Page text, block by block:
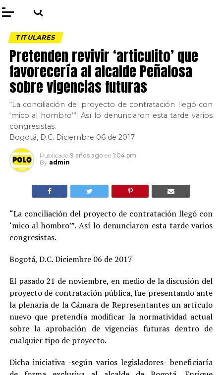
TITULARES
Pretenden revivir ‘articulito’ que
favorecería al alcalde Peñalosa
sobre vigencias futuras
“La conciliación del proyecto de contratación llegó con
‘mico al hombro’”. Así lo denunciaron esta tarde varios
congresistas.
Bogotá, D.C. Diciembre 06 de 2017
Publicado 9 años ago en 1:04 pm
By admin
“La conciliación del proyecto de contratación llegó con
‘mico al hombro’”. Así lo denunciaron esta tarde varios
congresistas.
Bogotá, D.C. Diciembre 06 de 2017
El pasado 21 de noviembre, en medio de la discusión del
proyecto de contratación pública, fue presentando ante
la plenaria de la Cámara de Representantes un artículo
nuevo que pretendía modificar la normatividad actual
sobre la aprobación de vigencias futuras dentro de
cualquier tipo de proyecto.
Dicha iniciativa -según varios legisladores- beneficiaría